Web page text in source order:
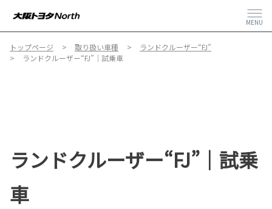
MENU
トップページ 取り扱い車種
ランドクルーザー“FJ”
ランドクルーザー“FJ”｜試乗車
ランドクルーザー“FJ”｜試乗
車